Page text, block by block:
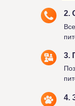
2.
3.
4.